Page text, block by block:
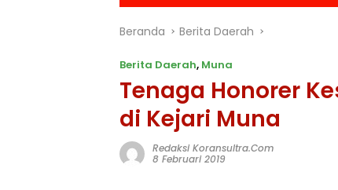
Beranda Berita Daerah
Berita Daerah, Muna
Tenaga Honorer
di Kejari Muna
Redaksi Koransultra.com
8 Februari 2019